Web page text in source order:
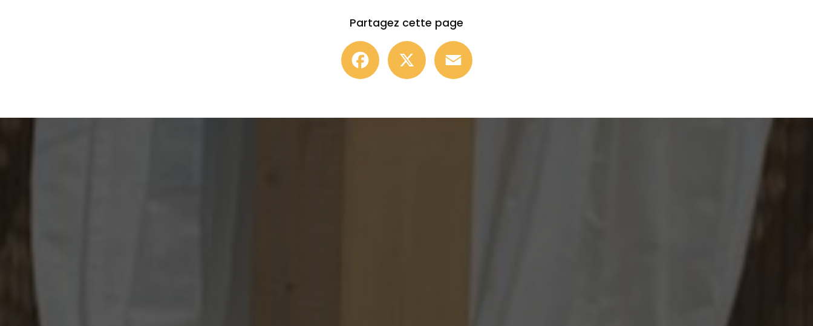
Partagez cette page
Facebook